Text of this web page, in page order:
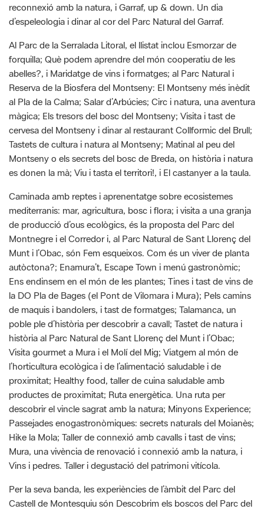
reconnexió amb la natura, i Garraf, up & down. Un dia
d’espeleologia i dinar al cor del Parc Natural del Garraf.
Al Parc de la Serralada Litoral, el llistat inclou Esmorzar de
forquilla; Què podem aprendre del món cooperatiu de les
abelles?, i Maridatge de vins i formatges; al Parc Natural i
Reserva de la Biosfera del Montseny: El Montseny més inèdit
al Pla de la Calma; Salar d’Arbúcies; Circ i natura, una aventura
màgica; Els tresors del bosc del Montseny; Visita i tast de
cervesa del Montseny i dinar al restaurant Collformic del Brull;
Tastets de cultura i natura al Montseny; Matinal al peu del
Montseny o els secrets del bosc de Breda, on història i natura
es donen la mà; Viu i tasta el territori!, i El castanyer a la taula.
Caminada amb reptes i aprenentatge sobre ecosistemes
mediterranis: mar, agricultura, bosc i flora; i visita a una granja
de producció d’ous ecològics, és la proposta del Parc del
Montnegre i el Corredor i, al Parc Natural de Sant Llorenç del
Munt i l’Obac, són Fem esqueixos. Com és un viver de planta
autòctona?; Enamura’t, Escape Town i menú gastronòmic;
Ens endinsem en el món de les plantes; Tines i tast de vins de
la DO Pla de Bages (el Pont de Vilomara i Mura); Pels camins
de maquis i bandolers, i tast de formatges; Talamanca, un
poble ple d’història per descobrir a cavall; Tastet de natura i
història al Parc Natural de Sant Llorenç del Munt i l’Obac;
Visita gourmet a Mura i el Molí del Mig; Viatgem al món de
l’horticultura ecològica i de l’alimentació saludable i de
proximitat; Healthy food, taller de cuina saludable amb
productes de proximitat; Ruta energètica. Una ruta per
descobrir el vincle sagrat amb la natura; Minyons Experience;
Passejades enogastronòmiques: secrets naturals del Moianès;
Hike la Mola; Taller de connexió amb cavalls i tast de vins;
Mura, una vivència de renovació i connexió amb la natura, i
Vins i pedres. Taller i degustació del patrimoni vitícola.
Per la seva banda, les experiències de l’àmbit del Parc del
Castell de Montesquiu són Descobrim els boscos del Parc del